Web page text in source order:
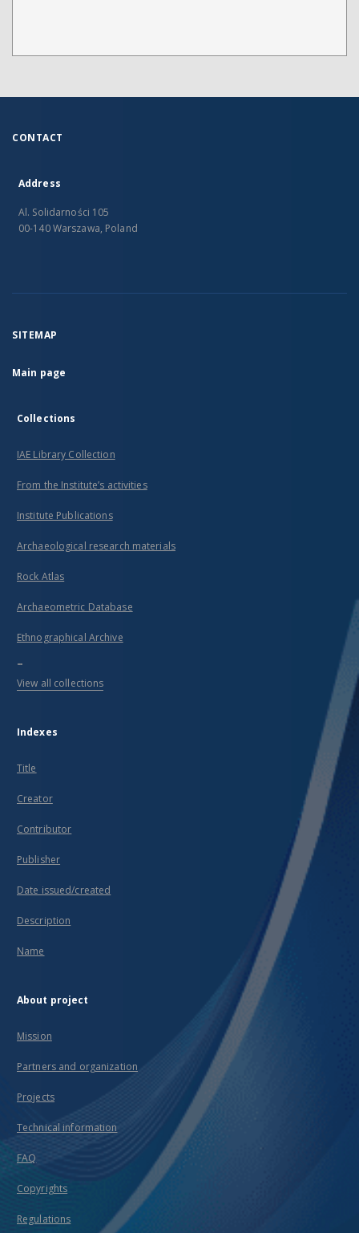
CONTACT
Address
Al. Solidarności 105
00-140 Warszawa, Poland
SITEMAP
Main page
Collections
IAE Library Collection
From the Institute’s activities
Institute Publications
Archaeological research materials
Rock Atlas
Archaeometric Database
Ethnographical Archive
...
View all collections
Indexes
Title
Creator
Contributor
Publisher
Date issued/created
Description
Name
About project
Mission
Partners and organization
Projects
Technical information
FAQ
Copyrights
Regulations